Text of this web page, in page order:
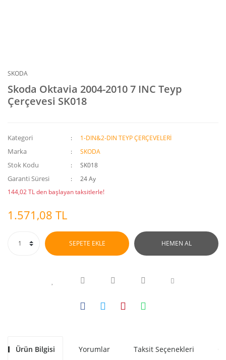
SKODA
Skoda Oktavia 2004-2010 7 INC Teyp
Çerçevesi SK018
Kategori 1-DIN&2-DIN TEYP ÇERÇEVELERİ
Marka SKODA
Stok Kodu SK018
Garanti Süresi
24 Ay
144,02 TL den başlayan taksitlerle!
1.571,08 TL
SEPETE EKLE HEMEN AL
Ürün Bilgisi Yorumlar Taksit Seçenekleri